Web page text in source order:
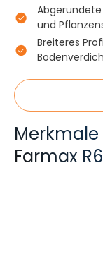
und
Breiteres
Farmax